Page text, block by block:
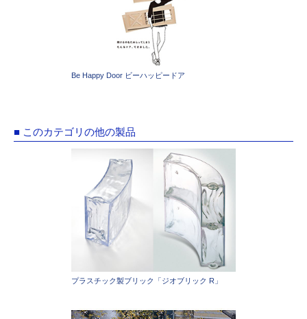
Be Happy Door ビーハッピードア
■ このカテゴリの他の製品
プラスチック製ブリック「ジオブリック R」